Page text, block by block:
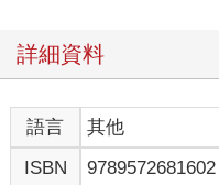
詳細資料
語言 其他
ISBN
9789572681602